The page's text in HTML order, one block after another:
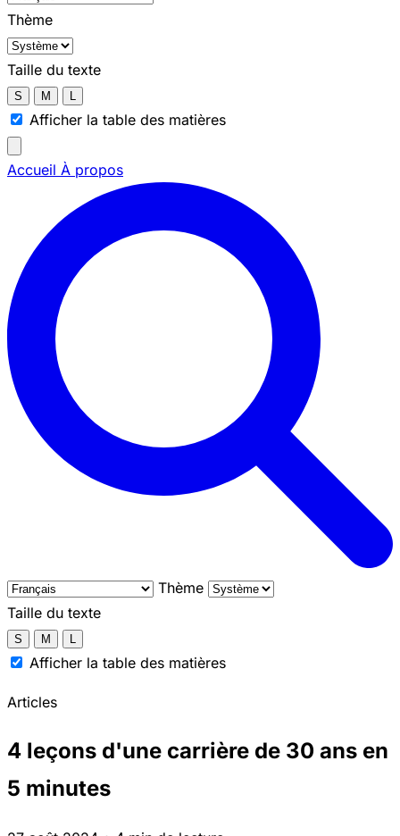
Thème
Taille du texte
S M L
Afficher la table des matières
Accueil À propos
Thème
Taille du texte
S M L
Afficher la table des matières
Articles
4 leçons d'une carrière de 30 ans en
5 minutes